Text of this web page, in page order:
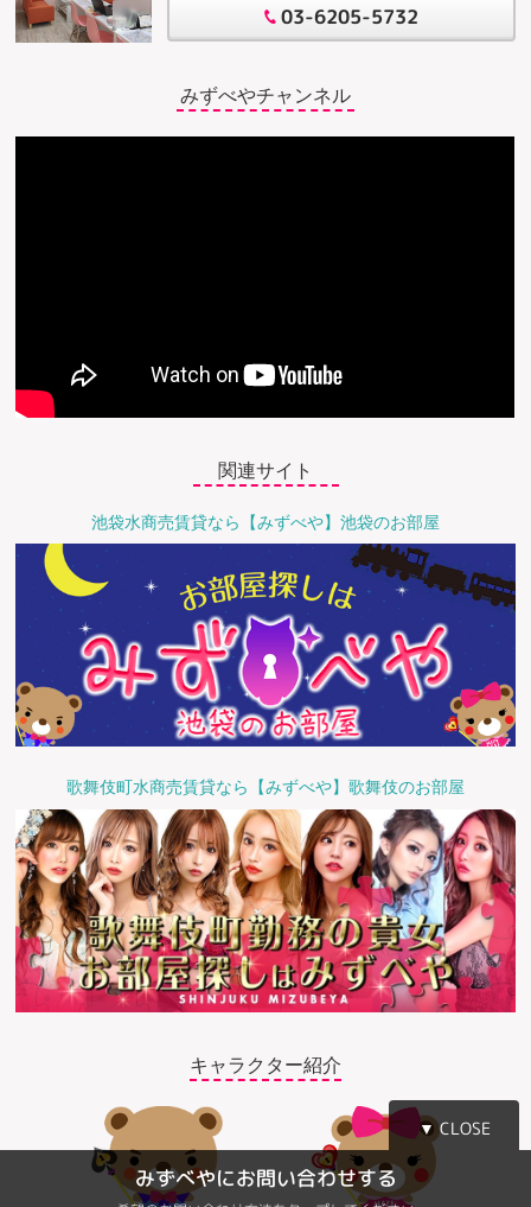
▼ CLOSE
みずべやにお問い合わせする
03-6205-5732
みずべやチャンネル
関連サイト
池袋水商売賃貸なら【みずべや】池袋のお部屋
歌舞伎町水商売賃貸なら【みずべや】歌舞伎のお部屋
キャラクター紹介